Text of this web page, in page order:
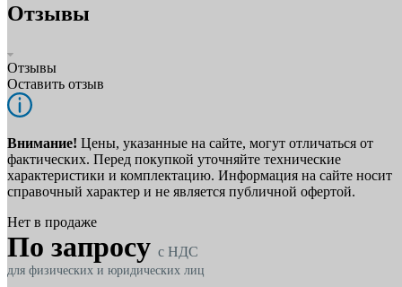
Отзывы
Отзывы
Оставить отзыв
Внимание! Цены, указанные на сайте, могут отличаться от
фактических. Перед покупкой уточняйте технические
характеристики и комплектацию. Информация на сайте носит
справочный характер и не является публичной офертой.
Нет в продаже
По запросу c НДС
для физических и юридических лиц